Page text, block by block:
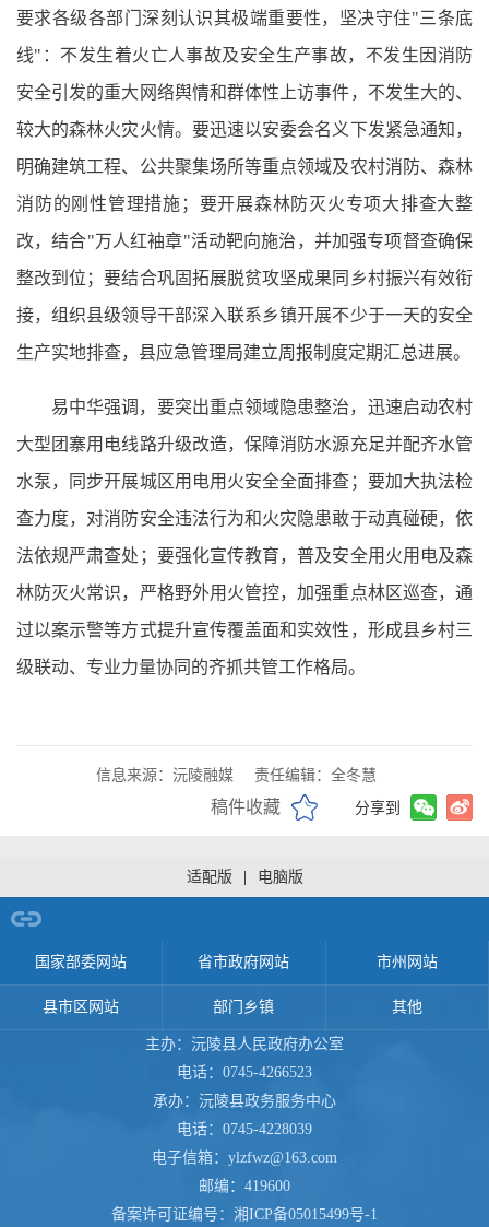
要求各级各部门深刻认识其极端重要性，坚决守住"三条底
线"：不发生着火亡人事故及安全生产事故，不发生因消防
安全引发的重大网络舆情和群体性上访事件，不发生大的、
较大的森林火灾火情。 要迅速以安委会名义下发紧急通知，
明确建筑工程、公共聚集场所等重点领域及农村消防、森林
消防的刚性管理措施；要开展森林防灭火专项大排查大整
改，结合"万人红袖章"活动靶向施治，并加强专项督查确保
整改到位；要结合巩固拓展脱贫攻坚成果同乡村振兴有效衔
接，组织县级领导干部深入联系乡镇开展不少于一天的安全
生产实地排查，县应急管理局建立周报制度定期汇总进展。
易中华强调，要突出重点领域隐患整治，迅速启动农村
大型团寨用电线路升级改造，保障消防水源充足并配齐水管
水泵，同步开展城区用电用火安全全面排查；要加大执法检
查力度，对消防安全违法行为和火灾隐患敢于动真碰硬，依
法依规严肃查处；要强化宣传教育，普及安全用火用电及森
林防灭火常识，严格野外用火管控，加强重点林区巡查，通
过以案示警等方式提升宣传覆盖面和实效性，形成县乡村三
级联动、专业力量协同的齐抓共管工作格局。
信息来源：沅陵融媒 责任编辑：全冬慧
稿件收藏 分享到
适配版 | 电脑版
国家部委网站 省市政府网站 市州网站
县市区网站 部门乡镇 其他
主办：沅陵县人民政府办公室
电话：0745-4266523
承办：沅陵县政务服务中心
电话：0745-4228039
电子信箱：ylzfwz@163.com
邮编：419600
备案许可证编号： 湘ICP备05015499号-1